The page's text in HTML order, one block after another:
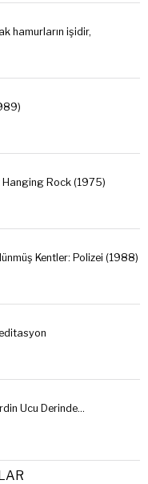
hamurların işidir,
Hanging Rock (1975)
Kentler: Polizei (1988)
Ucu Derinde…